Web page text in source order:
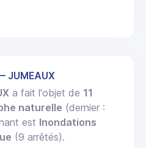
JUMEAUX
a fait l'objet de 11
naturelle (dernier :
est Inondations
(9 arrêtés).